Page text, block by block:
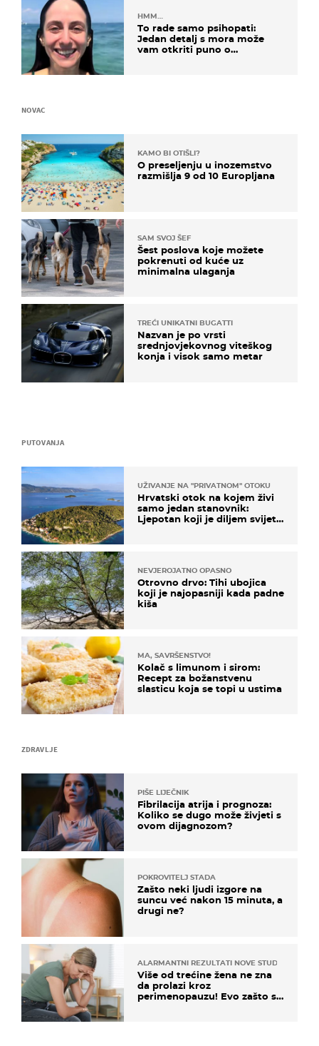
ZDRAVLJE
PIŠE LIJEČNIK
Fibrilacija atrija i prognoza:
Koliko se dugo može živjeti s
ovom dijagnozom?
POKROVITELJ STADA
Zašto neki ljudi izgore na
suncu već nakon 15 minuta, a
drugi ne?
ALARMANTNI REZULTATI NOVE STUDIJE
Više od trećine žena ne zna
da prolazi kroz
perimenopauzu! Evo zašto su
HMM…
To rade samo psihopati:
Jedan detalj s mora može
vam otkriti puno o
PUTOVANJA
UŽIVANJE NA "PRIVATNOM" OTOKU
Hrvatski otok na kojem živi
samo jedan stanovnik:
Ljepotan koji je diljem svijeta
NEVJEROJATNO OPASNO
Otrovno drvo: Tihi ubojica
koji je najopasniji kada padne
kiša
MA, SAVRŠENSTVO!
Kolač s limunom i sirom:
Recept za božanstvenu
slasticu koja se topi u ustima
NOVAC
KAMO BI OTIŠLI?
O preseljenju u inozemstvo
razmišlja 9 od 10 Europljana
SAM SVOJ ŠEF
Šest poslova koje možete
pokrenuti od kuće uz
minimalna ulaganja
TREĆI UNIKATNI BUGATTI
Nazvan je po vrsti
srednjovjekovnog viteškog
konja i visok samo metar